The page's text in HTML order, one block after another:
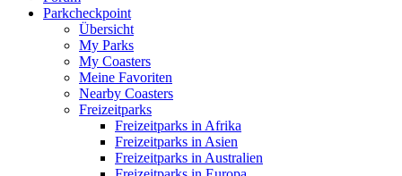
Parkcheckpoint
Übersicht
My Parks
My Coasters
Meine Favoriten
Nearby Coasters
Freizeitparks
Freizeitparks in Afrika
Freizeitparks in Asien
Freizeitparks in Australien